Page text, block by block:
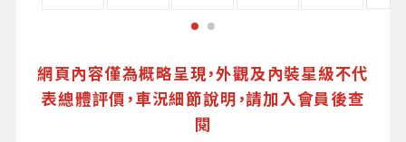
網頁內容僅為概略呈現，外觀及內裝星級不代
表總體評價，車況細節說明，請加入會員後查
閱